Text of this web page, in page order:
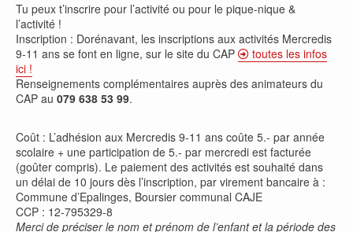
Tu peux t’inscrire pour l’activité ou pour le pique-nique &
l’activité !
Inscription : Dorénavant, les inscriptions aux activités Mercredis
9-11 ans se font en ligne, sur le site du CAP
toutes les infos
ici !
Renseignements complémentaires auprès des animateurs du
CAP au 079 638 53 99.
Coût : L’adhésion aux Mercredis 9-11 ans coûte 5.- par année
scolaire + une participation de 5.- par mercredi est facturée
(goûter compris). Le paiement des activités est souhaité dans
un délai de 10 jours dès l’inscription, par virement bancaire à :
Commune d’Epalinges, Boursier communal CAJE
CCP : 12-795329-8
Merci de préciser le nom et prénom de l’enfant et la période des